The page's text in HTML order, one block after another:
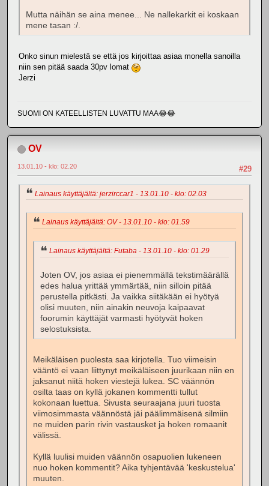
Mutta näihän se aina menee... Ne nallekarkit ei koskaan
mene tasan :/.
Onko sinun mielestä se että jos kirjoittaa asiaa monella sanoilla
niin sen pitää saada 30pv lomat
Jerzi
SUOMI ON KATEELLISTEN LUVATTU MAA😂😂
OV
#29
13.01.10 - klo: 02.20
Lainaus käyttäjältä: jerzirccar1 - 13.01.10 - klo: 02.03
Lainaus käyttäjältä: OV - 13.01.10 - klo: 01.59
Lainaus käyttäjältä: Futaba - 13.01.10 - klo: 01.29
Joten OV, jos asiaa ei pienemmällä tekstimäärällä
edes halua yrittää ymmärtää, niin silloin pitää
perustella pitkästi. Ja vaikka siitäkään ei hyötyä
olisi muuten, niin ainakin neuvoja kaipaavat
foorumin käyttäjät varmasti hyötyvät hoken
selostuksista.
Meikäläisen puolesta saa kirjotella. Tuo viimeisin
vääntö ei vaan liittynyt meikäläiseen juurikaan niin en
jaksanut niitä hoken viestejä lukea. SC väännön
osilta taas on kyllä jokanen kommentti tullut
kokonaan luettua. Sivusta seuraajana juuri tuosta
viimosimmasta väännöstä jäi päälimmäisenä silmiin
ne muiden parin rivin vastausket ja hoken romaanit
välissä.
Kyllä luulisi muiden väännön osapuolien lukeneen
nuo hoken kommentit? Aika tyhjentävää 'keskustelua'
muuten.